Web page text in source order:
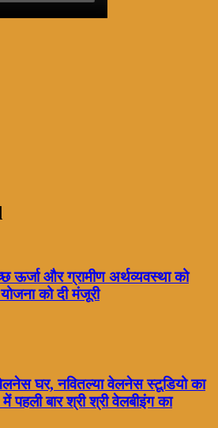
ऊर्जा और ग्रामीण अर्थव्यवस्था को
को दी मंजूरी
घर, नवितल्या वेलनेस स्टूडियो का
पहली बार श्री श्री वेलबीइंग का